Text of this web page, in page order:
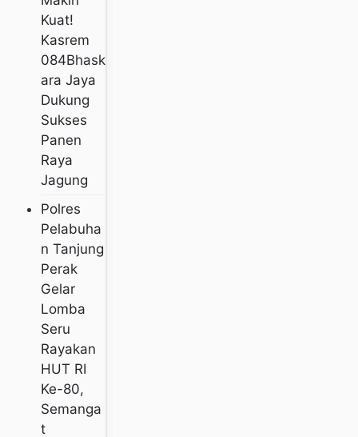
Kuat!
Kasrem
084Bhask
Ara Jaya
Dukung
Sukses
Panen
Raya
Jagung
Polres
Pelabuha
N Tanjung
Perak
Gelar
Lomba
Seru
Rayakan
HUT RI
Ke-80,
Semanga
T